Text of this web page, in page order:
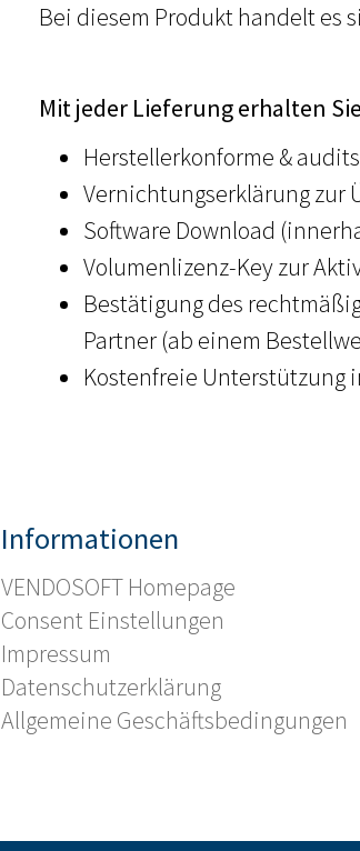
Bei diesem Produkt handelt es
Mit jeder Lieferung erhalten
Herstellerkonforme &
Vernichtungserklärung zur
Software Download
Volumenlizenz-Key zur
Bestätigung des
Partner (ab einem
Kostenfreie Unterstützung
Informationen
VENDOSOFT Homepage
Consent Einstellungen
Impressum
Datenschutzerklärung
Allgemeine Geschäftsbedingungen